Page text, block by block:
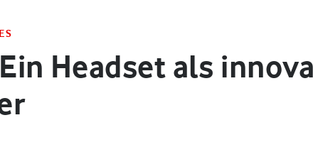
Headset als